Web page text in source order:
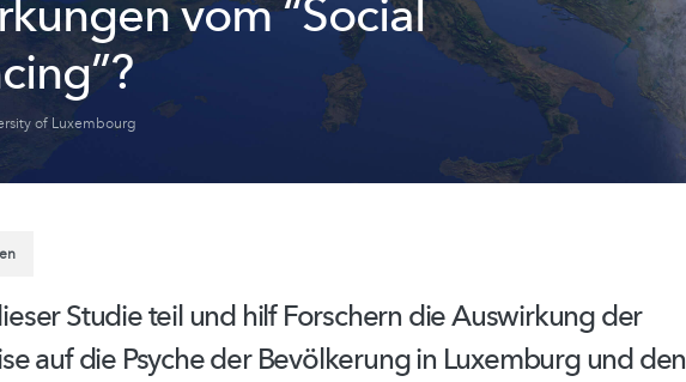
vom “Social
of Luxembourg
Studie teil und hilf Forschern die Auswirkung der
auf die Psyche der Bevölkerung in Luxemburg und den